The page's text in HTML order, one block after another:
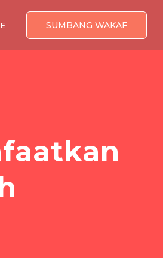
SUMBANG WAKAF